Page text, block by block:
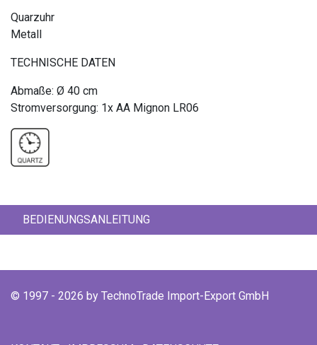
Quarzuhr
Metall
TECHNISCHE DATEN
Abmaße: Ø 40 cm
Stromversorgung: 1x AA Mignon LR06
BEDIENUNGSANLEITUNG
© 1997 - 2026 by TechnoTrade Import-Export GmbH